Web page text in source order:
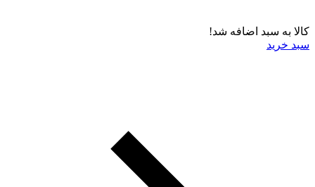
کالا به سبد اضافه شد!
سبد خرید